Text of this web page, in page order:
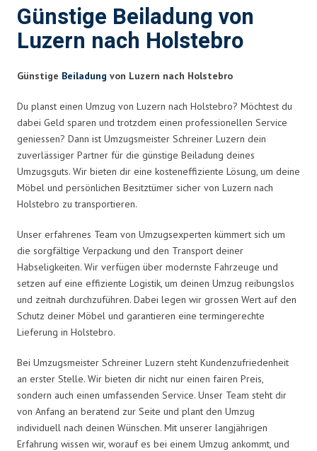
Günstige Beiladung von
Luzern nach Holstebro
Günstige Beiladung von Luzern nach Holstebro
Du planst einen Umzug von Luzern nach Holstebro? Möchtest du
dabei Geld sparen und trotzdem einen professionellen Service
geniessen? Dann ist Umzugsmeister Schreiner Luzern dein
zuverlässiger Partner für die günstige Beiladung deines
Umzugsguts. Wir bieten dir eine kosteneffiziente Lösung, um deine
Möbel und persönlichen Besitztümer sicher von Luzern nach
Holstebro zu transportieren.
Unser erfahrenes Team von Umzugsexperten kümmert sich um
die sorgfältige Verpackung und den Transport deiner
Habseligkeiten. Wir verfügen über modernste Fahrzeuge und
setzen auf eine effiziente Logistik, um deinen Umzug reibungslos
und zeitnah durchzuführen. Dabei legen wir grossen Wert auf den
Schutz deiner Möbel und garantieren eine termingerechte
Lieferung in Holstebro.
Bei Umzugsmeister Schreiner Luzern steht Kundenzufriedenheit
an erster Stelle. Wir bieten dir nicht nur einen fairen Preis,
sondern auch einen umfassenden Service. Unser Team steht dir
von Anfang an beratend zur Seite und plant den Umzug
individuell nach deinen Wünschen. Mit unserer langjährigen
Erfahrung wissen wir, worauf es bei einem Umzug ankommt, und